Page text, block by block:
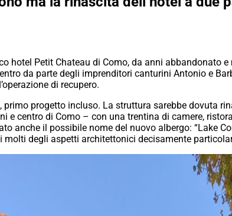
hotel Petit Chateau di Como, da anni abbandonato
da parte degli imprenditori canturini Antonio e
di recupero.
primo progetto incluso. La struttura sarebbe dovuta
e centro di Como – con una trentina di camere,
anche il possibile nome del nuovo albergo: “Lake
degli aspetti architettonici decisamente